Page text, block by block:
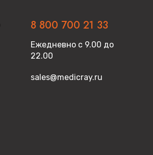
8 800 700 21 33
Ежедневно с 9.00 до
22.00
sales@medicray.ru